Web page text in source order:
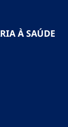
À SAÚDE